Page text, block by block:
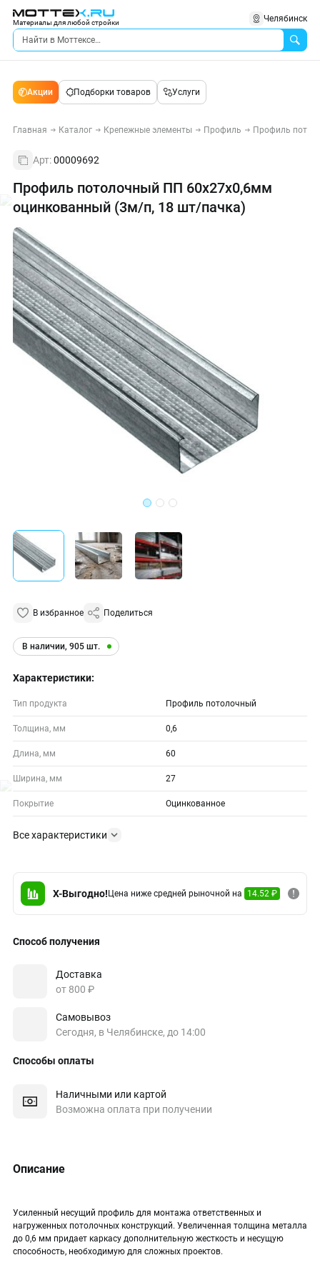
Материалы для любой стройки Челябинск
Акции Подборки товаров Услуги
Главная Каталог Крепежные элементы Профиль Профиль
Арт:00009692
Профиль потолочный ПП 60х27х0,6мм
оцинкованный (3м/п, 18 шт/пачка)
В избранное Поделиться
В наличии, 905 шт.
Характеристики:
Тип продукта Профиль потолочный
Толщина, мм 0,6
Длина, мм 60
Ширина, мм 27
Покрытие Оцинкованное
Все характеристики
X-Выгодно! Цена ниже средней рыночной на 14.52 ₽
Способ получения
Доставка
от 800 ₽
Самовывоз
Сегодня, в Челябинске, до 14:00
Способы оплаты
Наличными или картой
Возможна оплата при получении
Описание
Усиленный несущий профиль для монтажа ответственных и
нагруженных потолочных конструкций. Увеличенная толщина металла
до 0,6 мм придает каркасу дополнительную жесткость и несущую
способность, необходимую для сложных проектов.